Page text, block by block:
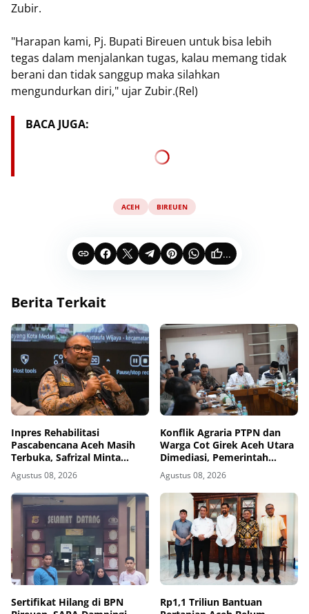
Zubir.
"Harapan kami, Pj. Bupati Bireuen untuk bisa lebih
tegas dalam menjalankan tugas, kalau memang tidak
berani dan tidak sanggup maka silahkan
mengundurkan diri," ujar Zubir.(Rel)
BACA JUGA:
ACEH BIREUEN
...
Berita Terkait
Inpres Rehabilitasi
Pascabencana Aceh Masih
Terbuka, Safrizal Minta
Daerah Segera Ajukan
Pekerjaan
Agustus 08, 2026
Konflik Agraria PTPN dan
Warga Cot Girek Aceh Utara
Dimediasi, Pemerintah
Kawal Tindak Lanjut
Kesepakatan
Agustus 08, 2026
Sertifikat Hilang di BPN
Rp1,1 Triliun Bantuan